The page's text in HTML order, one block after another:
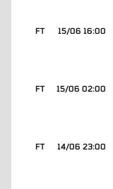
15/06 16:00
FT
15/06 02:00
FT
14/06 23:00
FT